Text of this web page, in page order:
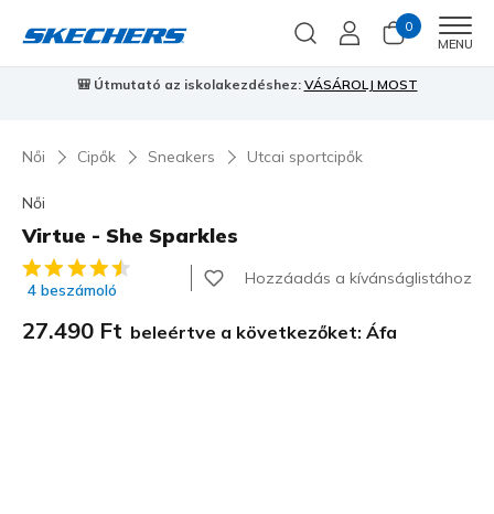
0
MENU
Skechers VIP:45 napos visszaküldés tagoknakCsatlakozz most
Női Cipők Sneakers Utcai sportcipők
Női
Virtue - She Sparkles
5 az 5-ből ügyfélértékelés
4 beszámoló
Hozzáadás a kívánságlistához
27.490 Ft beleértve a következőket: Áfa